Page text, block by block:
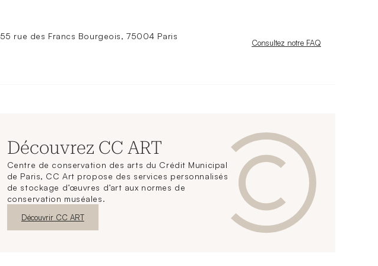
55 rue des Francs Bourgeois, 75004 Paris
Nouvelle fenêtre
Consultez notre FAQ
Découvrez CC ART
Centre de conservation des arts du Crédit Municipal
de Paris, CC Art propose des services personnalisés
de stockage d’œuvres d’art aux normes de
conservation muséales.
Nouvelle fenêtre
Découvrir CC ART